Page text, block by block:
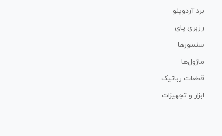
برد آردوینو
رزبری پای
سنسورها
ماژول‌ها
قطعات رباتیک
ابزار و تجهیزات